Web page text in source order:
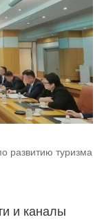
развитию туризма
и каналы